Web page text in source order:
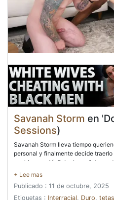
Savanah Storm en
Sessions)
Savanah Storm lleva tiempo
personal y finalmente decide
marido no está. Entra
muy sucio con su entrenador Will
de rodillas para saborear ese
promete que su marido no está allí.
Publicado : 11 de octubre, 2025
Etiquetas : Interracial, Duro,